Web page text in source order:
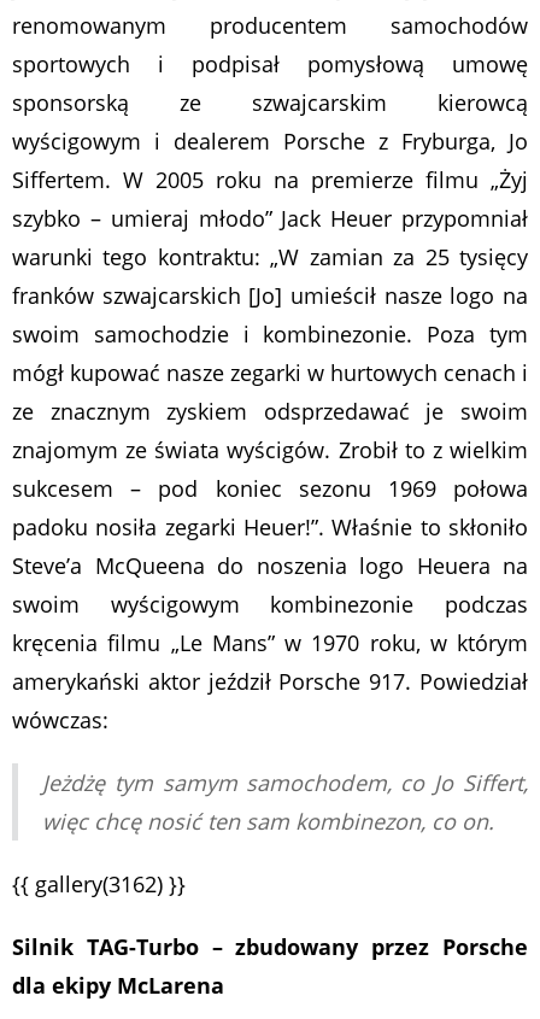
renomowanym producentem samochodów
sportowych i podpisał pomysłową umowę
sponsorską ze szwajcarskim kierowcą
wyścigowym i dealerem Porsche z Fryburga, Jo
Siffertem. W 2005 roku na premierze filmu „Żyj
szybko – umieraj młodo” Jack Heuer przypomniał
warunki tego kontraktu: „W zamian za 25 tysięcy
franków szwajcarskich [Jo] umieścił nasze logo na
swoim samochodzie i kombinezonie. Poza tym
mógł kupować nasze zegarki w hurtowych cenach i
ze znacznym zyskiem odsprzedawać je swoim
znajomym ze świata wyścigów. Zrobił to z wielkim
sukcesem – pod koniec sezonu 1969 połowa
padoku nosiła zegarki Heuer!”. Właśnie to skłoniło
Steve’a McQueena do noszenia logo Heuera na
swoim wyścigowym kombinezonie podczas
kręcenia filmu „Le Mans” w 1970 roku, w którym
amerykański aktor jeździł Porsche 917. Powiedział
wówczas:
Jeżdżę tym samym samochodem, co Jo Siffert,
więc chcę nosić ten sam kombinezon, co on.
{{ gallery(3162) }}
Silnik TAG-Turbo – zbudowany przez Porsche
dla ekipy McLarena